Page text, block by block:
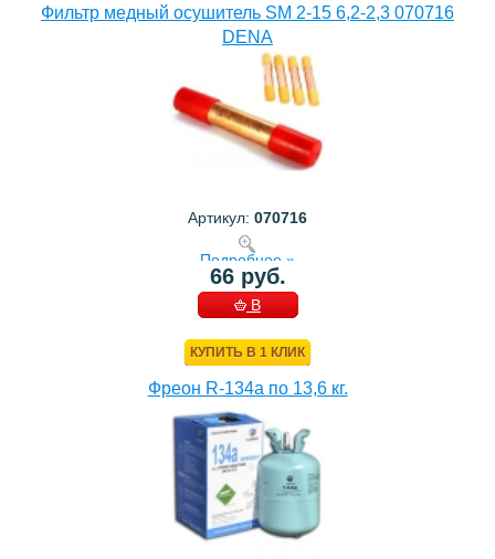
Фильтр медный осушитель SM 2-15 6,2-2,3 070716
DENA
Артикул: 070716
Подробнее »
66 руб.
В
КУПИТЬ В 1 КЛИК
Фреон R-134a по 13,6 кг.